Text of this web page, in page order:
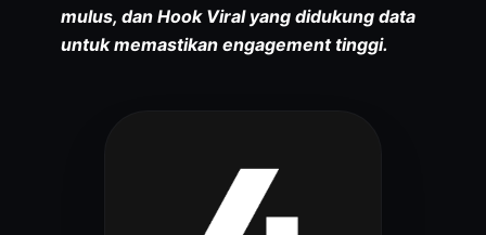
mulus, dan Hook Viral yang didukung data
untuk memastikan engagement tinggi.